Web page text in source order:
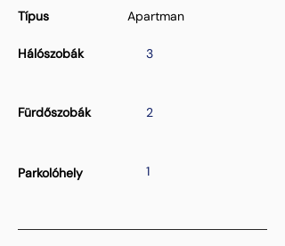
Típus
Hálószobák
Apartman
3
Fürdőszobák 2
Parkolóhely 1